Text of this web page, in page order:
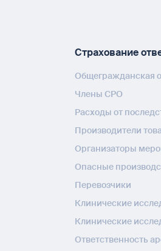
Страхование
Общегражданская
Члены СРО
Расходы от
Производители
Организаторы
Опасные
Перевозчики
Клинические
Клинические
Ответственность